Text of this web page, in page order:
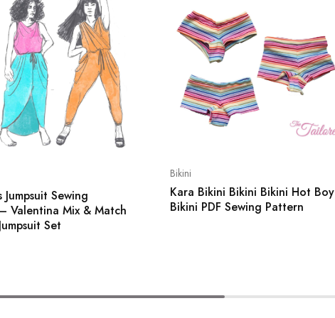
Jumpsuit Sewing
Valentina Mix& Match
Set
Bikini
Kara Bikini Bikini Bikini Hot Boy
Bikini PDF Sewing Pattern